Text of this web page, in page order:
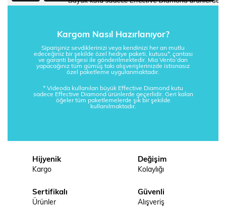
Kargom Nasıl Hazırlanıyor?
Siparişiniz sevdiklerinizi veya kendinizi her an mutlu
edeceğiniz bir şekilde özel hediye paketi, kutusu*, çantası
ve garanti belgesi ile gönderilmektedir. Mia Vento’dan
yapacağınız tüm gümüş takı alışverişlerinizde istisnasız
özel paketleme uygulanmaktadır.
* Videoda kullanılan büyük Effective Diamond kutu
sadece Effective Diamond ürünlerde geçerlidir. Geri kalan
öğeler tüm paketlemelerde şık bir şekilde
kullanılmaktadır.
Hijyenik
Kargo
Değişim
Kolaylığı
Sertifikalı
Ürünler
Güvenli
Alışveriş